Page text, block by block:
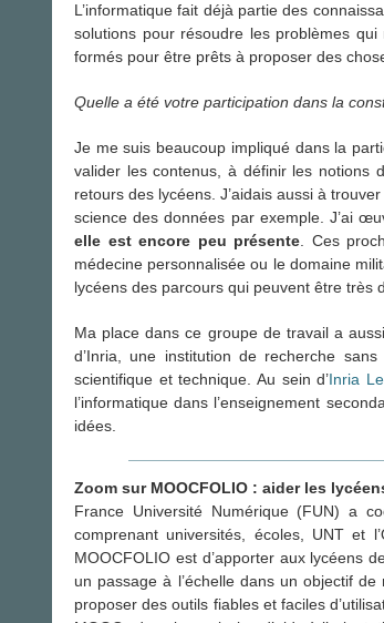
L’informatique fait déjà partie des
solutions pour résoudre les problèmes
formés pour être prêts à proposer des
Quelle a été votre participation dans la
Je me suis beaucoup impliqué dans la
valider les contenus, à définir les notions
retours des lycéens. J’aidais aussi à
science des données par exemple. J’ai
elle est encore peu présente. Ces
médecine personnalisée ou le domaine
lycéens des parcours qui peuvent être très
Ma place dans ce groupe de travail a
d’Inria, une institution de recherche
scientifique et technique. Au sein d’Inria
l’informatique dans l’enseignement
idées.
Zoom sur MOOCFOLIO : aider les
France Université Numérique (FUN) a
comprenant universités, écoles, UNT et
MOOCFOLIO est d’apporter aux lycéens
un passage à l’échelle dans un objectif
proposer des outils fiables et faciles